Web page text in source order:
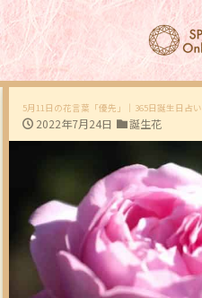
5月11日の花言葉「優先」｜365日誕生日占い
2022年7月24日 誕生花